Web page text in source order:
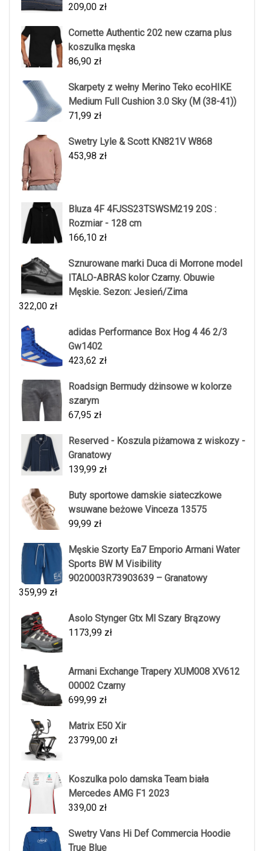
209,00 zł
Cornette Authentic 202 new czarna plus
koszulka męska
86,90 zł
Skarpety z wełny Merino Teko ecoHIKE
Medium Full Cushion 3.0 Sky (M (38-41))
71,99 zł
Swetry Lyle & Scott KN821V W868
453,98 zł
Bluza 4F 4FJSS23TSWSM219 20S :
Rozmiar - 128 cm
166,10 zł
Sznurowane marki Duca di Morrone model
ITALO-ABRAS kolor Czarny. Obuwie
Męskie. Sezon: Jesień/Zima
322,00 zł
adidas Performance Box Hog 4 46 2/3
Gw1402
423,62 zł
Roadsign Bermudy dżinsowe w kolorze
szarym
67,95 zł
Reserved - Koszula piżamowa z wiskozy -
Granatowy
139,99 zł
Buty sportowe damskie siateczkowe
wsuwane beżowe Vinceza 13575
99,99 zł
Męskie Szorty Ea7 Emporio Armani Water
Sports BW M Visibility
9020003R73903639 – Granatowy
359,99 zł
Asolo Stynger Gtx Ml Szary Brązowy
1173,99 zł
Armani Exchange Trapery XUM008 XV612
00002 Czarny
699,99 zł
Matrix E50 Xir
23799,00 zł
Koszulka polo damska Team biała
Mercedes AMG F1 2023
339,00 zł
Swetry Vans Hi Def Commercia Hoodie
True Blue